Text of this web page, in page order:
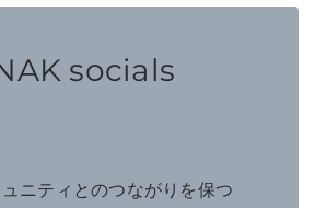
socials
ニティとのつながりを保つ